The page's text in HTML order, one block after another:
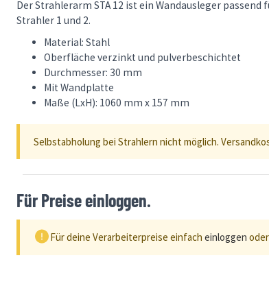
Der Strahlerarm STA 12 ist ein Wandausleger passend
Strahler 1 und 2.
Material: Stahl
Oberfläche verzinkt und pulverbeschichtet
Durchmesser: 30 mm
Mit Wandplatte
Maße (LxH): 1060 mm x 157 mm
Selbstabholung bei Strahlern nicht möglich.
Für Preise einloggen.
Für deine Verarbeiterpreise einfach einloggen oder